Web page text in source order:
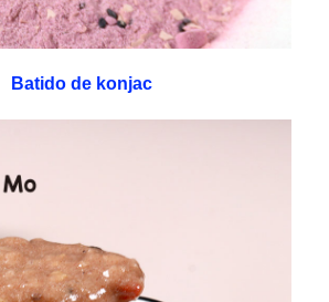
Batido de konjac